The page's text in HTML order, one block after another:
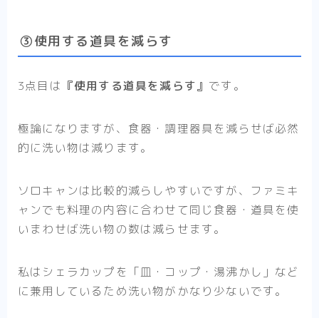
③使用する道具を減らす
3点目は 『使用する道具を減らす』 です。
極論になりますが、食器・調理器具を減らせば必然
的に洗い物は減ります。
ソロキャンは比較的減らしやすいですが、ファミキ
ャンでも料理の内容に合わせて同じ食器・道具を使
いまわせば洗い物の数は減らせます。
私は シェラカップを「皿・コップ・湯沸かし」など
に兼用 しているため洗い物がかなり少ないです。